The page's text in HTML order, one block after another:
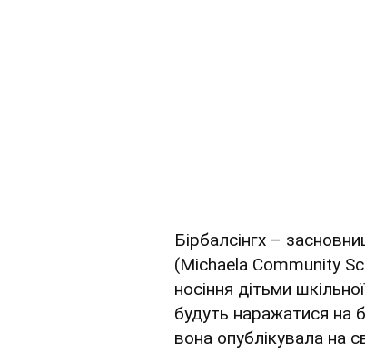
Бірбалсінгх –
(Michaela Community
носіння дітьми
будуть наражатися на
вона опублікувала на